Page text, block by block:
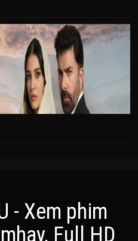
- Xem phim
Full HD